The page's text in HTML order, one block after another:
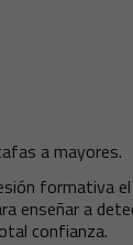
a mayores.
formativa
enseñar a
confianza.